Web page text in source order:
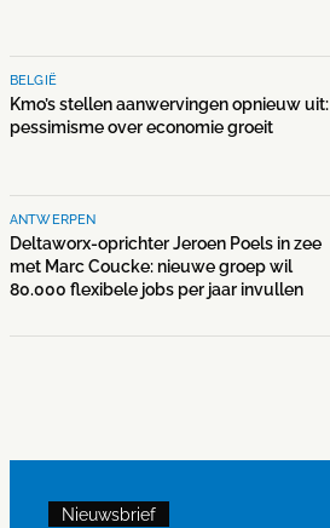
BELGIË
Kmo’s stellen aanwervingen opnieuw uit:
pessimisme over economie groeit
ANTWERPEN
Deltaworx-oprichter Jeroen Poels in zee
met Marc Coucke: nieuwe groep wil
80.000 flexibele jobs per jaar invullen
Nieuwsbrief